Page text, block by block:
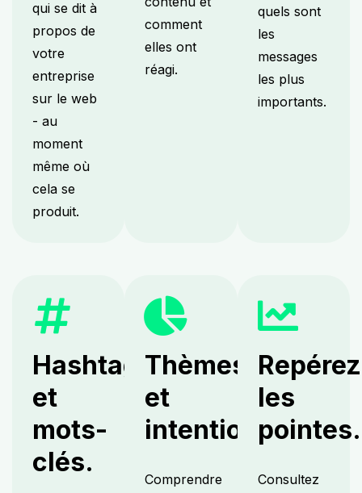
qui se dit à
propos de
votre
entreprise
sur le web
- au
moment
même où
cela se
produit.
comment
elles ont
réagi.
quels sont
les
messages
les plus
importants.
Hashtags
et
mots-
clés.
Thèmes
et
intentions.
Comprendre
Repérez
les
pointes.
Consultez